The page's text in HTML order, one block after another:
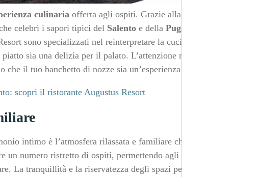
culinaria offerta agli ospiti. Grazie alla qualità dei
celebri i sapori tipici del Salento e della Puglia
sono specializzati nel reinterpretare la cucina tradizionale
sia una delizia per il palato. L’attenzione nella scelta
il tuo banchetto di nozze sia un’esperienza memorabile.
scopri il ristorante Augustus Resort
intimo è l’atmosfera rilassata e familiare che si crea.
un numero ristretto di ospiti, permettendo agli sposi di
La tranquillità e la riservatezza degli spazi permettono di